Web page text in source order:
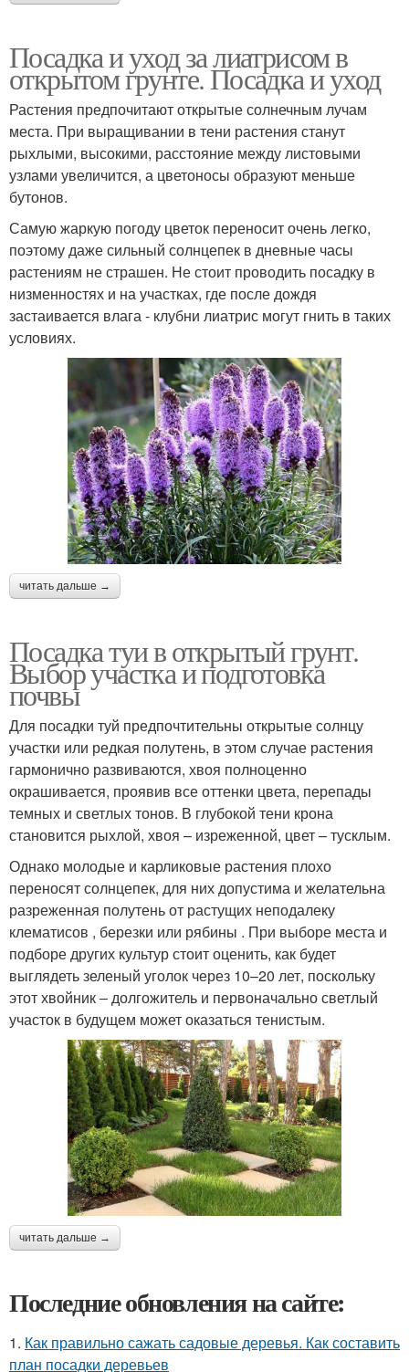
Посадка и уход за лиатрисом в
открытом грунте. Посадка и уход
Растения предпочитают открытые солнечным лучам
места. При выращивании в тени растения станут
рыхлыми, высокими, расстояние между листовыми
узлами увеличится, а цветоносы образуют меньше
бутонов.
Самую жаркую погоду цветок переносит очень легко,
поэтому даже сильный солнцепек в дневные часы
растениям не страшен. Не стоит проводить посадку в
низменностях и на участках, где после дождя
застаивается влага - клубни лиатрис могут гнить в таких
условиях.
читать дальше →
Посадка туи в открытый грунт.
Выбор участка и подготовка
почвы
Для посадки туй предпочтительны открытые солнцу
участки или редкая полутень, в этом случае растения
гармонично развиваются, хвоя полноценно
окрашивается, проявив все оттенки цвета, перепады
темных и светлых тонов. В глубокой тени крона
становится рыхлой, хвоя – изреженной, цвет – тусклым.
Однако молодые и карликовые растения плохо
переносят солнцепек, для них допустима и желательна
разреженная полутень от растущих неподалеку
клематисов , березки или рябины . При выборе места и
подборе других культур стоит оценить, как будет
выглядеть зеленый уголок через 10–20 лет, поскольку
этот хвойник ‒ долгожитель и первоначально светлый
участок в будущем может оказаться тенистым.
читать дальше →
Последние обновления на сайте:
1. Как правильно сажать садовые деревья. Как составить
план посадки деревьев